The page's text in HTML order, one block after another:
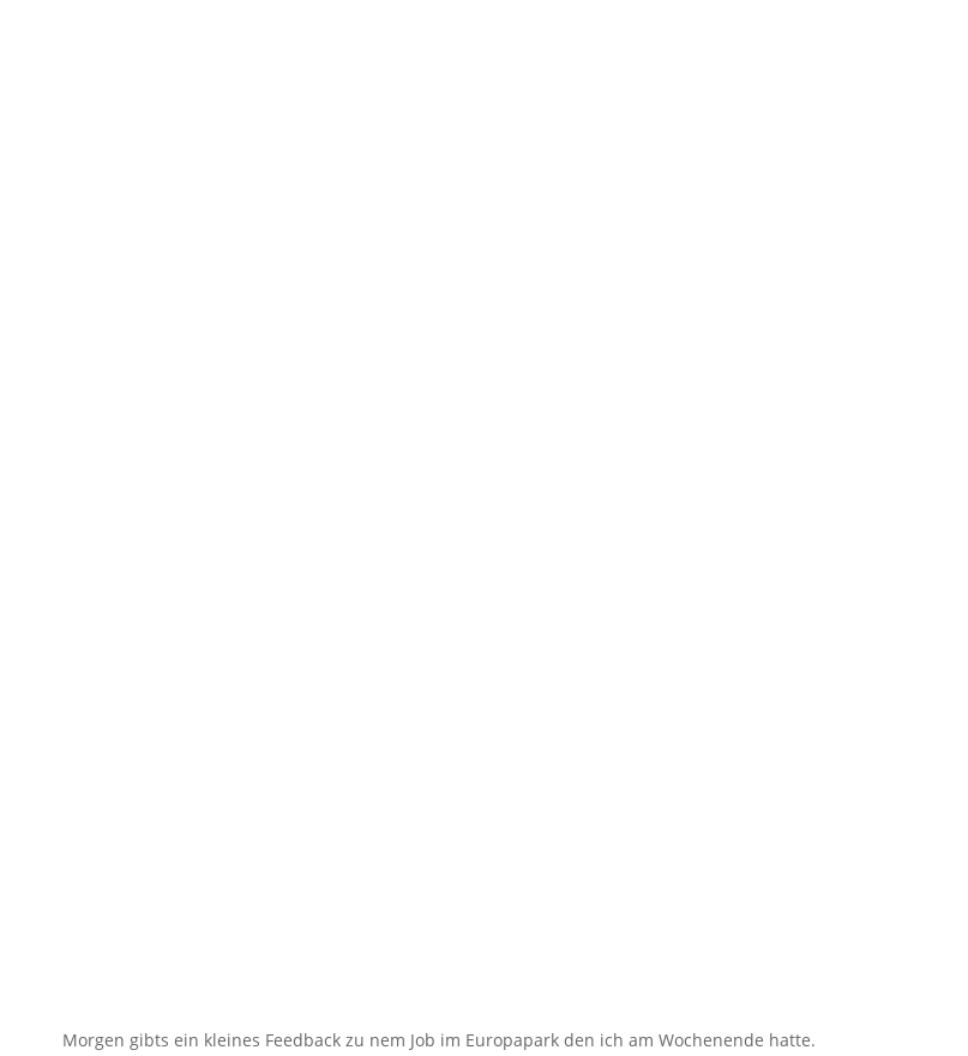
Morgen gibts ein kleines Feedback zu nem Job im Europapark den ich am Wochenende hatte.